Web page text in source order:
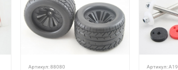
Артикул:88080 Артикул: